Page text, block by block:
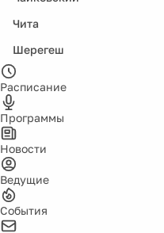
Чита
Шерегеш
Расписание
Программы
Новости
Ведущие
События